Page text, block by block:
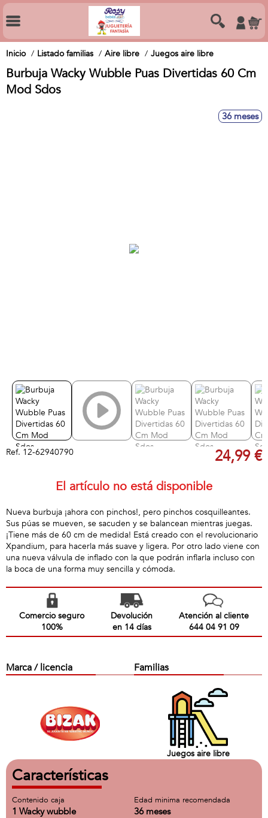
Inicio Listado familias Aire libre Juegos aire libre
Burbuja Wacky Wubble Puas Divertidas 60 Cm
Mod Sdos
36 meses
Ref. 12-62940790 24,99 €
El artículo no está disponible
Nueva burbuja ¡ahora con pinchos!, pero pinchos cosquilleantes.
Sus púas se mueven, se sacuden y se balancean mientras juegas.
¡Tiene más de 60 cm de medida! Está creado con el revolucionario
Xpandium, para hacerla más suave y ligera. Por otro lado viene con
una nueva válvula de inflado con la que podrán inflarla incluso con
la boca de una forma muy sencilla y cómoda.
Comercio seguro
100%
Devolución
en 14 días
Atención al cliente
644 04 91 09
Marca / licencia Familias
Juegos aire libre
Características
Contenido caja
1 Wacky wubble
Edad minima recomendada
36 meses